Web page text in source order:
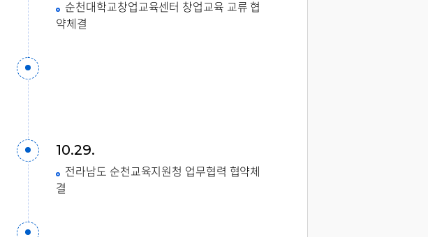
순천대학교창업교육센터 창업교육 교류 협
약체결
10.29.
전라남도 순천교육지원청 업무협력 협약체
결